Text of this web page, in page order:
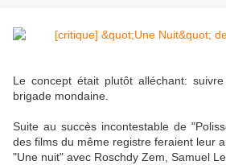
Le concept était plutôt alléchant:
brigade mondaine.
Suite au succès incontestable de
des films du même registre feraient leur
"Une nuit" avec Roschdy Zem, Samuel